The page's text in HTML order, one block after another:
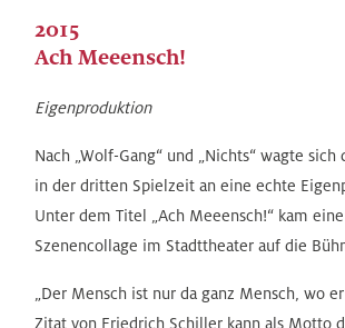
2015
Ach Meeensch!
Eigenproduktion
Nach „Wolf-Gang“ und „Nichts“ wagte sich
in der dritten Spielzeit an eine echte
Unter dem Titel „Ach Meeensch!“ kam
Szenencollage im Stadttheater auf die
„Der Mensch ist nur da ganz Mensch, wo
Zitat von Friedrich Schiller kann als Motto